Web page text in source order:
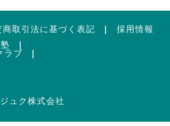
商取引法に基づく表記 | 採用情報
|
ラブ |
ュク株式会社